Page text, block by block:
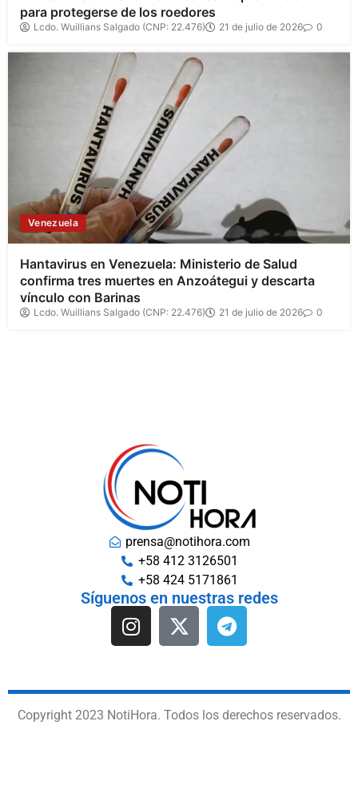
para protegerse de los roedores
Lcdo. Wuillians Salgado (CNP: 22.476) 21 de julio de 2026 0
Venezuela
Hantavirus en Venezuela: Ministerio de Salud
confirma tres muertes en Anzoátegui y descarta
vínculo con Barinas
Lcdo. Wuillians Salgado (CNP: 22.476) 21 de julio de 2026 0
prensa@notihora.com
+58 412 3126501
+58 424 5171861
Síguenos en nuestras redes
Copyright 2023 NotiHora. Todos los derechos reservados.